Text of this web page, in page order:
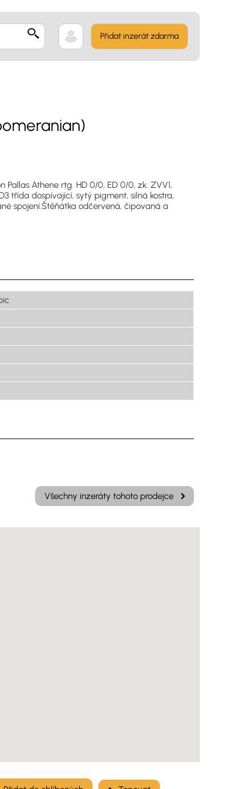
Přidat inzerát zdarma
Athene rtg. HD 0/0, ED 0/0, zk. ZVV1,
třída dospívající, sytý pigment, silná kostra,
spojení.Štěňátka odčervená, čipovaná a
Všechny inzeráty tohoto prodejce